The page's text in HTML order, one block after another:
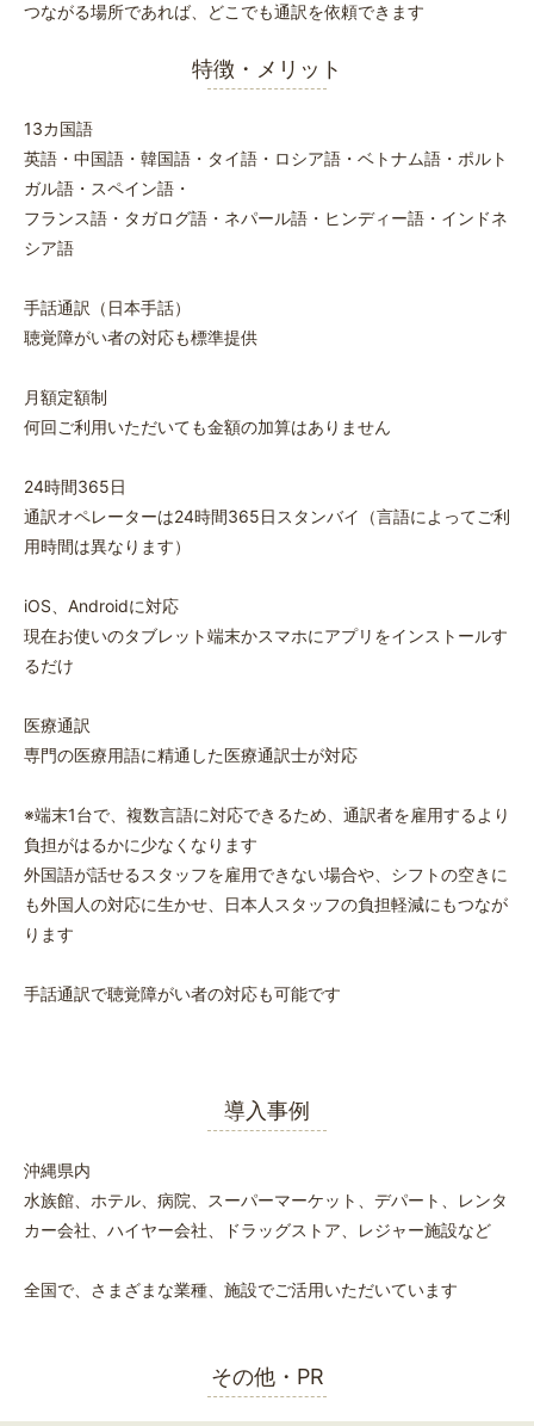
つながる場所であれば、どこでも通訳を依頼できます
特徴・メリット
13カ国語
英語・中国語・韓国語・タイ語・ロシア語・ベトナム語・ポルト
ガル語・スペイン語・
フランス語・タガログ語・ネパール語・ヒンディー語・インドネ
シア語
手話通訳（日本手話）
聴覚障がい者の対応も標準提供
月額定額制
何回ご利用いただいても金額の加算はありません
24時間365日
通訳オペレーターは24時間365日スタンバイ（言語によってご利
用時間は異なります）
iOS、Androidに対応
現在お使いのタブレット端末かスマホにアプリをインストールす
るだけ
医療通訳
専門の医療用語に精通した医療通訳士が対応
※端末1台で、複数言語に対応できるため、通訳者を雇用するより
負担がはるかに少なくなります
外国語が話せるスタッフを雇用できない場合や、シフトの空きに
も外国人の対応に生かせ、日本人スタッフの負担軽減にもつなが
ります
手話通訳で聴覚障がい者の対応も可能です
導入事例
沖縄県内
水族館、ホテル、病院、スーパーマーケット、デパート、レンタ
カー会社、ハイヤー会社、ドラッグストア、レジャー施設など
全国で、さまざまな業種、施設でご活用いただいています
その他・PR